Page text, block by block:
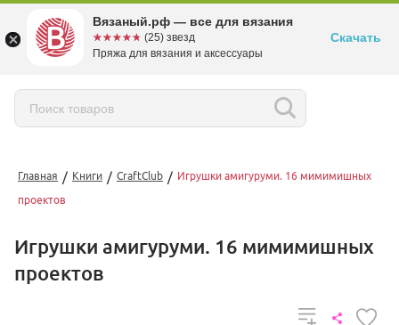
Главная / Книги / CraftClub / Игрушки амигуруми. 16 мимимишных
проектов
Игрушки амигуруми. 16 мимимишных
проектов
Вязаный.рф — все для вязания
☆☆☆☆☆
★★★★★ (25) звезд
Пряжа для вязания и аксессуары
Скачать